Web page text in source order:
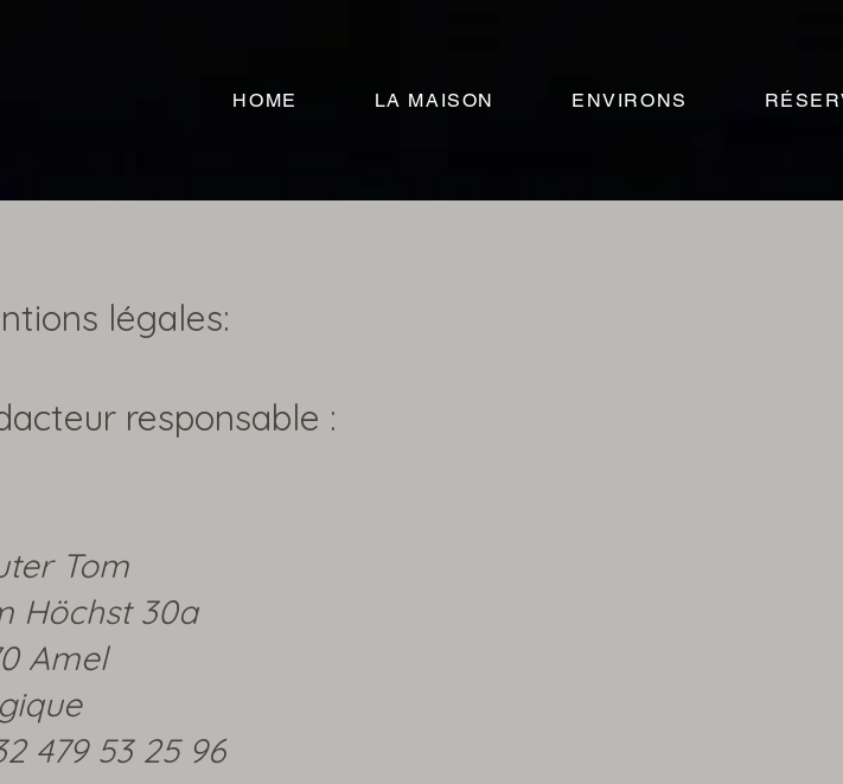
HOME LA MAISON ENVIRONS
légales:
responsable :
Tom
Höchst 30a
Amel
479 53 25 96